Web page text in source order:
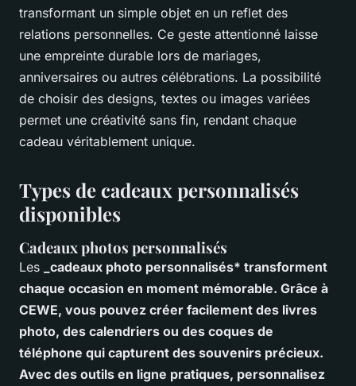
transformant un simple objet en un reflet des
relations personnelles. Ce geste attentionné laisse
une empreinte durable lors de mariages,
anniversaires ou autres célébrations. La possibilité
de choisir des designs, textes ou images variées
permet une créativité sans fin, rendant chaque
cadeau véritablement unique.
Types de cadeaux personnalisés
disponibles
Cadeaux photos personnalisés
Les
_cadeaux photo personnalisés* transforment
chaque occasion en moment mémorable. Grâce à
CEWE, vous pouvez créer facilement des livres
photo, des calendriers ou des coques de
téléphone qui capturent des souvenirs précieux.
Avec des outils en ligne pratiques, personnalisez